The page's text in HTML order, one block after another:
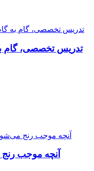
تدریس تخصصی، گام
آنچه موجب